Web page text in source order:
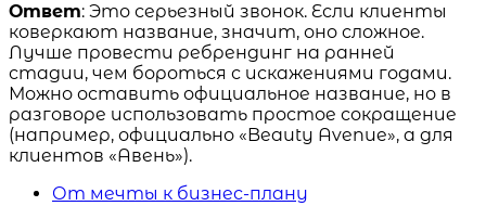
Ответ: Это серьезный звонок. Если клиенты
коверкают название, значит, оно сложное.
Лучше провести ребрендинг на ранней
стадии, чем бороться с искажениями годами.
Можно оставить официальное название, но в
разговоре использовать простое сокращение
(например, официально «Beauty Avenue», а для
клиентов «Авень»).
От мечты к бизнес-плану